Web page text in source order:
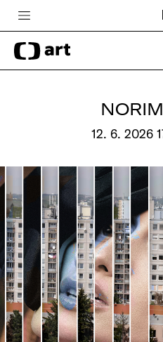
Česká televize
Zpravodajství
Pro děti
edu
Vše o ČT
12. 6. 2026